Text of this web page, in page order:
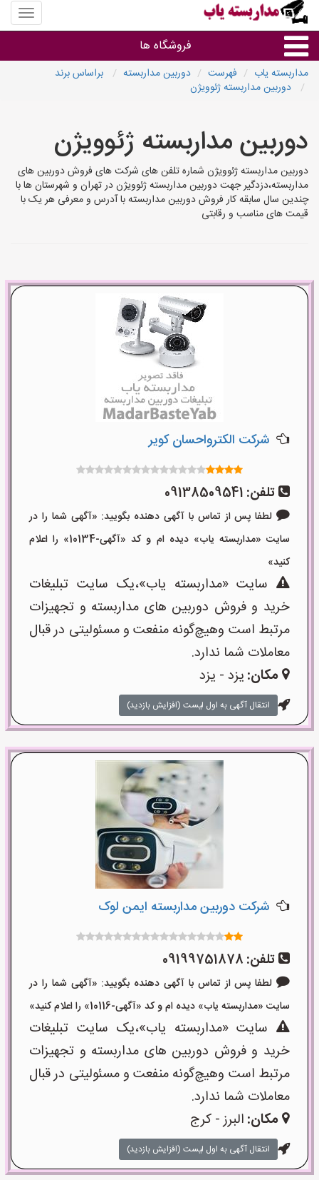
منوی
سایت
یاب
فروشگاه ها
براساس مشخصات ظاهری
براساس برند
فروشندگان دوربین مداربسته
مداربسته یاب فهرست دوربین مداربسته
براساس برند
دوربین مداربسته ژئوویژن
دوربین مداربسته ژئوویژن
دوربین مداربسته ژئوویژن شماره تلفن های شرکت های فروش دوربین های
مداربسته،دزدگیر جهت دوربین مداربسته ژئوویژن در تهران و شهرستان ها با
چندین سال سابقه کار فروش دوربین مداربسته با آدرس و معرفی هر یک با
قیمت های مناسب و رقابتی
شرکت الکترواحسان کویر
تلفن: 09138509541
لطفا پس از تماس با آگهی دهنده بگویید: «آگهی شما را در
سایت «مداربسته یاب» دیده ام و کد «آگهی-10134» را اعلام
کنید»
سایت «مداربسته یاب»،یک سایت تبلیغات
خرید و فروش دوربین های مداربسته و تجهیزات
مرتبط است وهیچ‌گونه منفعت و مسئولیتی در قبال
معاملات شما ندارد.
مکان: یزد - یزد
انتقال آگهی به اول لیست (افزایش بازدید)
شرکت دوربین مداربسته ایمن لوک
تلفن: 09199751878
لطفا پس از تماس با آگهی دهنده بگویید: «آگهی شما را در
سایت «مداربسته یاب» دیده ام و کد «آگهی-10116» را اعلام کنید»
سایت «مداربسته یاب»،یک سایت تبلیغات
خرید و فروش دوربین های مداربسته و تجهیزات
مرتبط است وهیچ‌گونه منفعت و مسئولیتی در قبال
معاملات شما ندارد.
مکان: البرز - کرج
انتقال آگهی به اول لیست (افزایش بازدید)